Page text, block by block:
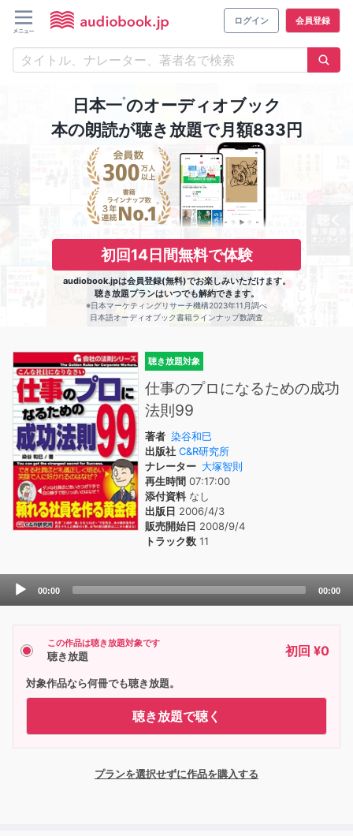
ログイン 会員登録
日本一※のオーディオブック
本の朗読が聴き放題で月額833円
初回14日間無料で体験
audiobook.jpは会員登録(無料)でお楽しみいただけます。
聴き放題プランはいつでも解約できます。
※日本マーケティングリサーチ機構2023年11月調べ
日本語オーディオブック書籍ラインナップ数調査
聴き放題対象
仕事のプロになるための成功
法則99
著者 染谷和巳
出版社 C&R研究所
ナレーター 大塚智則
再生時間 07:17:00
添付資料なし
出版日 2006/4/3
販売開始日 2008/9/4
トラック数 11
Audio
00:00 00:00
この作品は聴き放題対象です
聴き放題 初回 ¥0
対象作品なら何冊でも聴き放題。
聴き放題で聴く
プランを選択せずに作品を購入する